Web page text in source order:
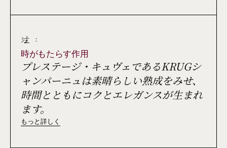
注 :
時がもたらす作用
プレステージ・キュヴェであるKRUGシ
ャンパーニュは素晴らしい熟成をみせ、
時間とともにコクとエレガンスが生まれ
ます。
もっと詳しく